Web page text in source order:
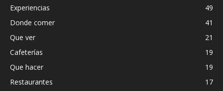
Experiencias
49
Donde comer
41
Que ver
21
Cafeterías
19
Que hacer
19
Restaurantes
17